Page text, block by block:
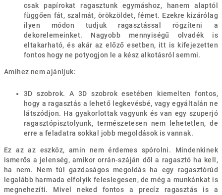
csak papírokat ragasztunk egymáshoz, hanem alaptól
függően fát, szalmát, örökzöldet, fémet. Ezekre kizárólag
ilyen módon tudjuk ragasztással rögzíteni a
dekorelemeinket. Nagyobb mennyiségű olvadék is
eltakarható, és akár az előző esetben, itt is kifejezetten
fontos hogy ne potyogjon le a kész alkotásról semmi.
Amihez nem ajánljuk:
3D szobrok. A 3D szobrok esetében kiemelten fontos,
hogy a ragasztás a lehető legkevésbé, vagy egyáltalán ne
látszódjon. Ha gyakorlottak vagyunk és van egy szuperjó
ragasztópisztolyunk, természetesen nem lehetetlen, de
erre a feladatra sokkal jobb megoldások is vannak.
Ez az az eszköz, amin nem érdemes spórolni. Mindenkinek
ismerős a jelenség, amikor orrán-száján dől a ragasztó ha kell,
ha nem. Nem túl gazdaságos megoldás ha egy ragasztórúd
legalább harmada elfolyik feleslegesen, de még a munkánkat is
megnehezíti. Mivel neked fontos a precíz ragasztás is a